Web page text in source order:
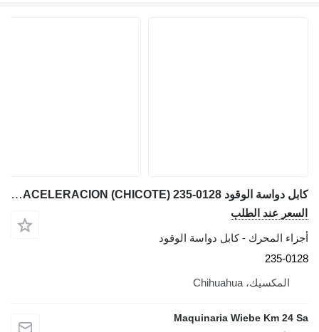
كابل دواسة الوقود CABLE DE ACELERACION (CHICOTE) 235-0128 لـ لودر حفار Caterpillar 422F, 416F, 428F, 420
السعر عند الطلب
أجزاء المحرك - كابل دواسة الوقود
235-0128
المكسيك، Chihuahua
Maquinaria Wiebe Km 24 Sa